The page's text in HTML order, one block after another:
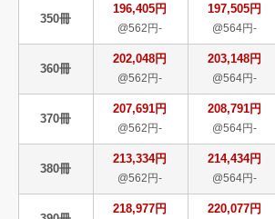
350冊
196,405円
@562円-
197,505円
@564円-
360冊
202,048円
@562円-
203,148円
@564円-
370冊
207,691円
@562円-
208,791円
@564円-
380冊
213,334円
@562円-
214,434円
@564円-
218,977円 220,077円